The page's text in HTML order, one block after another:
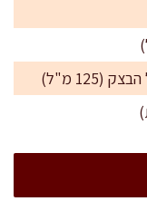
מ"ל)